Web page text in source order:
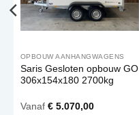
OPBOUW AANHANGWAGENS
Saris Gesloten opbouw GO
306x154x180 2700kg
Vanaf €5.070,00